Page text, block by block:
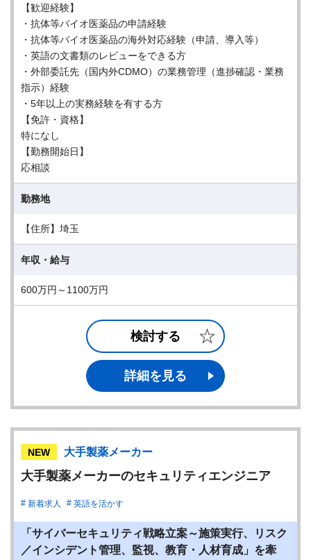
【歓迎経験】
・抗体等バイオ医薬品の申請経験
・抗体等バイオ医薬品の海外対応経験（申請、導入等）
・英語の文書類のレビューをできる方
・外部委託先（国内外CDMO）の業務管理（進捗確認・業務
指示）経験
・5年以上の実務経験を有する方
【免許・資格】
特になし
【勤務開始日】
応相談
勤務地
【住所】埼玉
年収・給与
600万円～1100万円
検討する
詳細を見る
NEW 大手製薬メーカー
大手製薬メーカーのセキュリティエンジニア
新着求人 英語を活かす
「サイバーセキュリティ戦略立案～施策実行、リスク
／インシデント管理、監視、教育・人材育成」を牽